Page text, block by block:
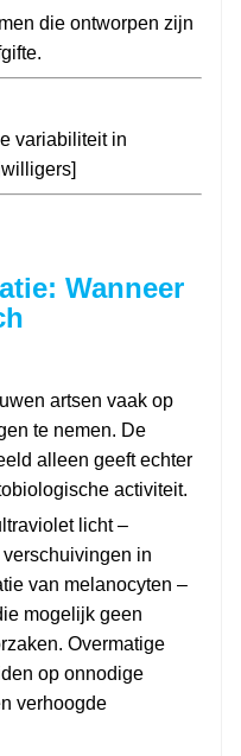
die ontworpen zijn
variabiliteit in
Wanneer
artsen vaak op
te nemen. De
alleen geeft echter
activiteit.
licht –
in
van melanocyten –
mogelijk geen
Overmatige
op onnodige
verhoogde